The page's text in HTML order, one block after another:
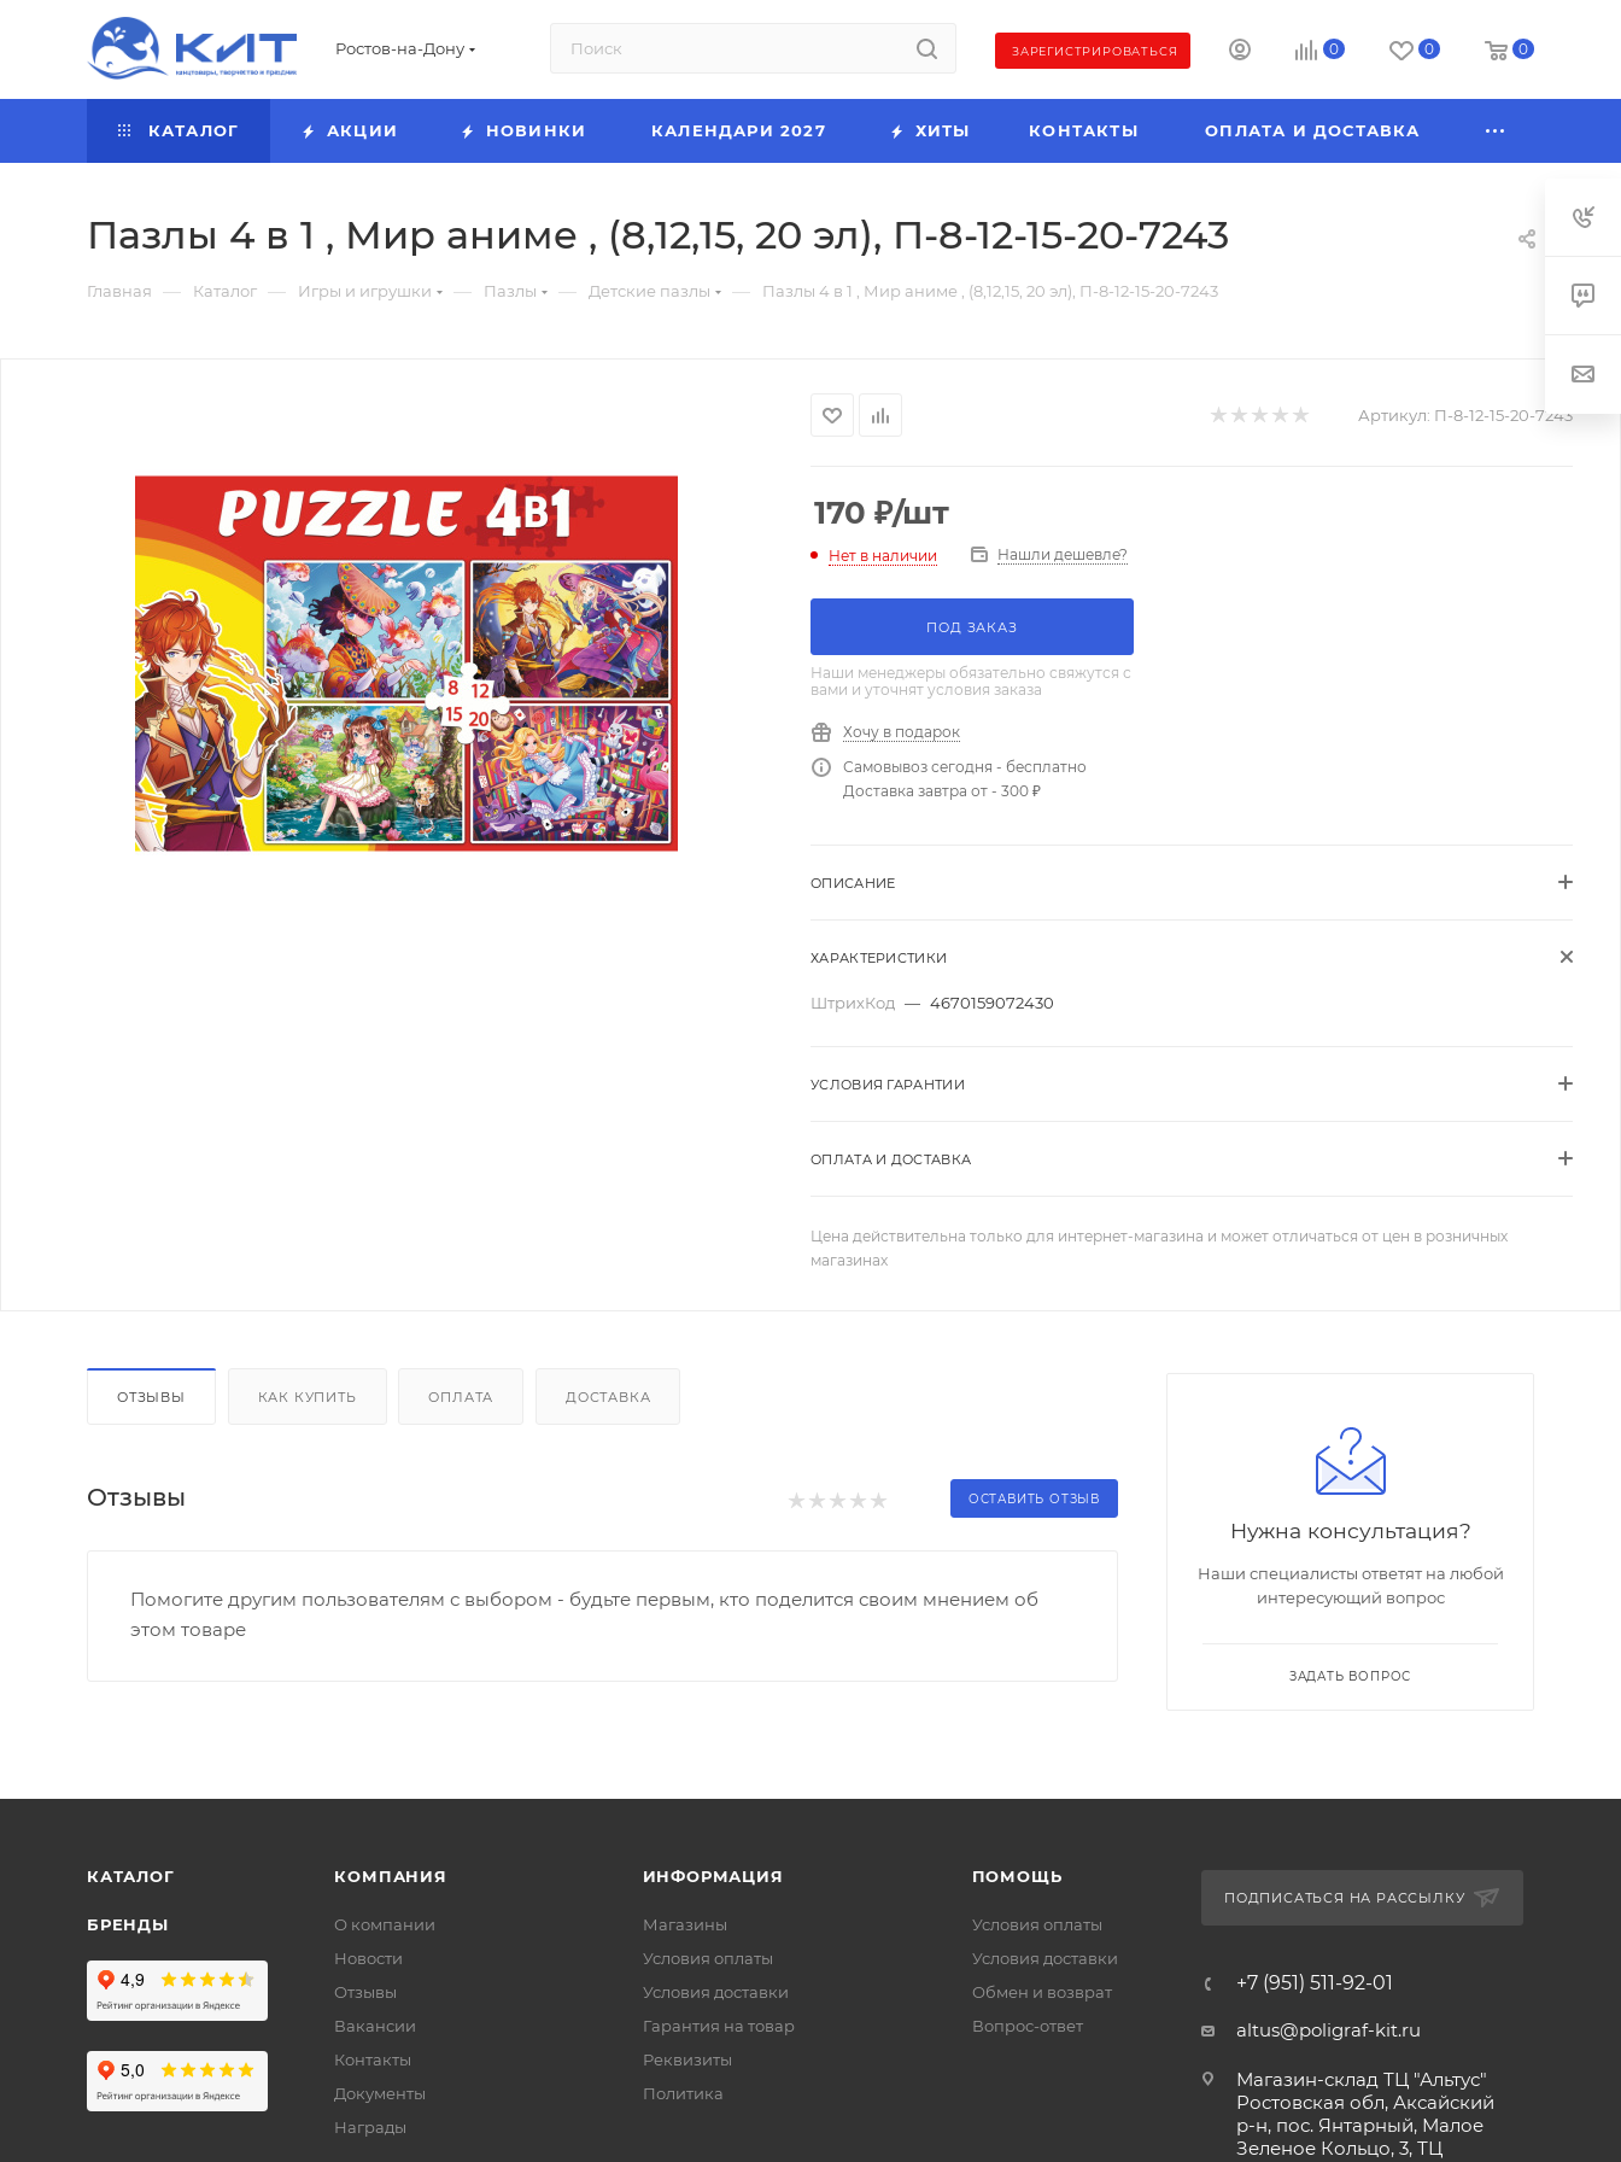
Ростов-на-Дону ЗАРЕГИСТРИРОВАТЬСЯ 0 0 0
КАТАЛОГ АКЦИИ НОВИНКИ КАЛЕНДАРИ 2027 ХИТЫ КОНТАКТЫ ОПЛАТА И ДОСТАВКА
Пазлы 4 в 1 , Мир аниме , (8,12,15, 20 эл), П-8-12-15-20-7243
Главная — Каталог — Игры и игрушки — Пазлы — Детские пазлы — Пазлы 4 в 1 , Мир аниме , (8,12,15, 20 эл), П-8-12-15-20-7243
Артикул: П-8-12-15-20-7243
170 ₽/шт
Нет в наличии Нашли дешевле?
ПОД ЗАКАЗ
Наши менеджеры обязательно свяжутся с
вами и уточнят условия заказа
Хочу в подарок
Самовывоз сегодня - бесплатно
Доставка завтра от - 300 ₽
ОПИСАНИЕ
ХАРАКТЕРИСТИКИ
ШтрихКод — 4670159072430
УСЛОВИЯ ГАРАНТИИ
ОПЛАТА И ДОСТАВКА
Цена действительна только для интернет-магазина и может отличаться от цен в розничных
магазинах
ОТЗЫВЫ КАК КУПИТЬ ОПЛАТА ДОСТАВКА
Отзывы ОСТАВИТЬ ОТЗЫВ
Помогите другим пользователям с выбором - будьте первым, кто поделится своим мнением об
этом товаре
Нужна консультация?
Наши специалисты ответят на любой
интересующий вопрос
ЗАДАТЬ ВОПРОС
КАТАЛОГ
БРЕНДЫ
КОМПАНИЯ
О компании
Новости
Отзывы
Вакансии
Контакты
Документы
Награды
ИНФОРМАЦИЯ
Магазины
Условия оплаты
Условия доставки
Гарантия на товар
Реквизиты
Политика
ПОМОЩЬ
Условия оплаты
Условия доставки
Обмен и возврат
Вопрос-ответ
ПОДПИСАТЬСЯ НА РАССЫЛКУ
+7 (951) 511-92-01
altus@poligraf-kit.ru
Магазин-склад ТЦ "Альтус"
Ростовская обл, Аксайский
р-н, пос. Янтарный, Малое
Зеленое Кольцо, 3, ТЦ